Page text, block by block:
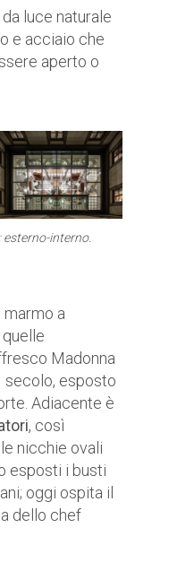
luce naturale
e acciaio che
aperto o
esterno-interno.
a
Madonna
secolo, esposto
Adiacente è
, così
nicchie ovali
esposti i busti
oggi ospita il
dello chef